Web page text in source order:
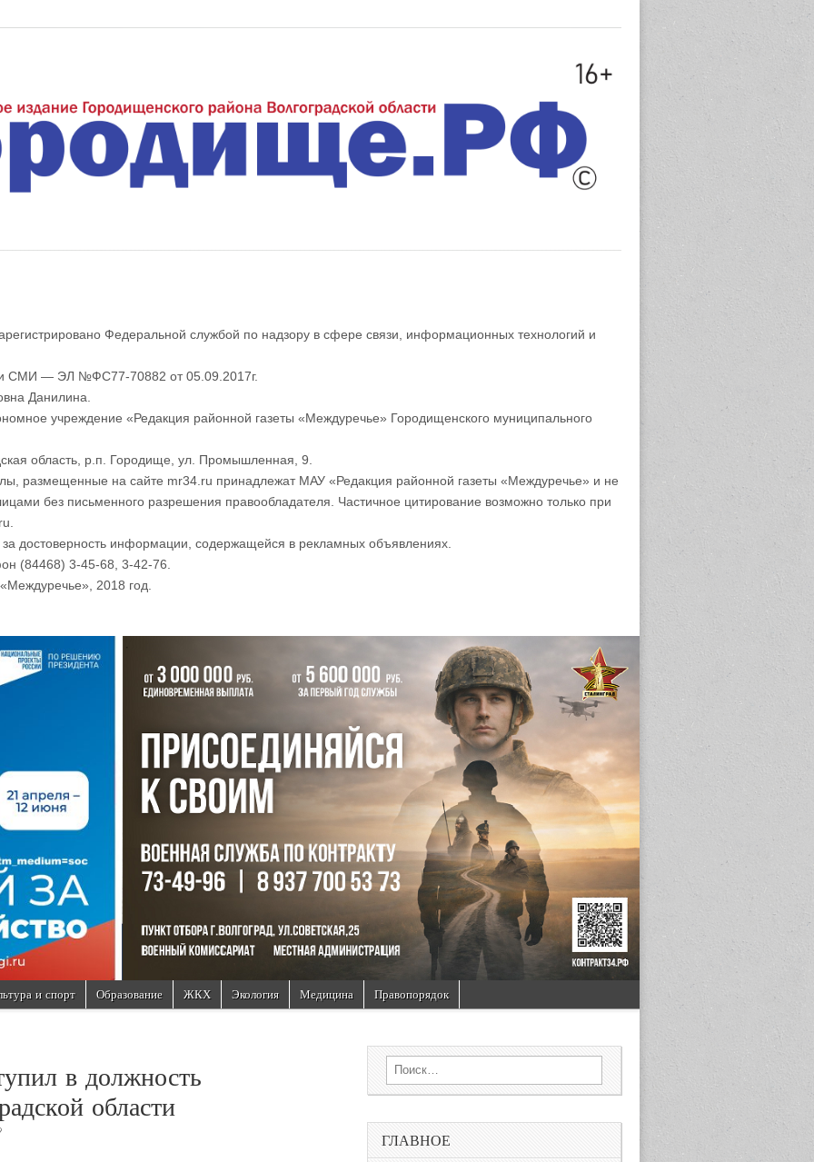
Федеральной службой по надзору в сфере связи, информационных технологий и
СМИ — ЭЛ №ФС77-70882 от 05.09.2017г.
Данилина.
учреждение «Редакция районной газеты «Междуречье» Городищенского муниципального
область, р.п. Городище, ул. Промышленная, 9.
размещенные на сайте mr34.ru принадлежат МАУ «Редакция районной газеты «Междуречье» и не
без письменного разрешения правообладателя. Частичное цитирование возможно только при
за достоверность информации, содержащейся в рекламных объявлениях.
(84468) 3-45-68, 3-42-76.
2018 год.
и спорт Образование ЖКХ Экология Медицина Правопорядок
в должность
области
Search for:
ГЛАВНОЕ